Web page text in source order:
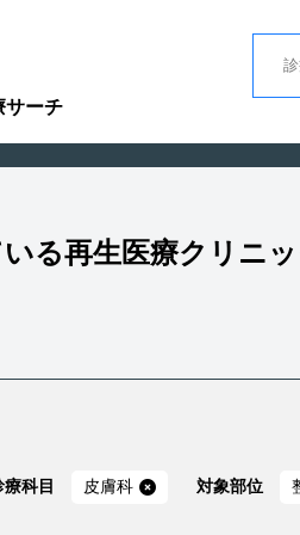
サーチ
いる再生医療クリニ
療科目 皮膚科 対象部位